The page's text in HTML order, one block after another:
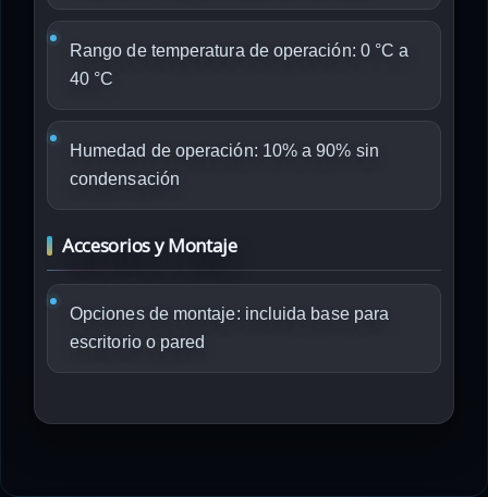
Rango de temperatura de operación: 0 °C a
40 °C
Humedad de operación: 10% a 90% sin
condensación
Accesorios y Montaje
Opciones de montaje: incluida base para
escritorio o pared